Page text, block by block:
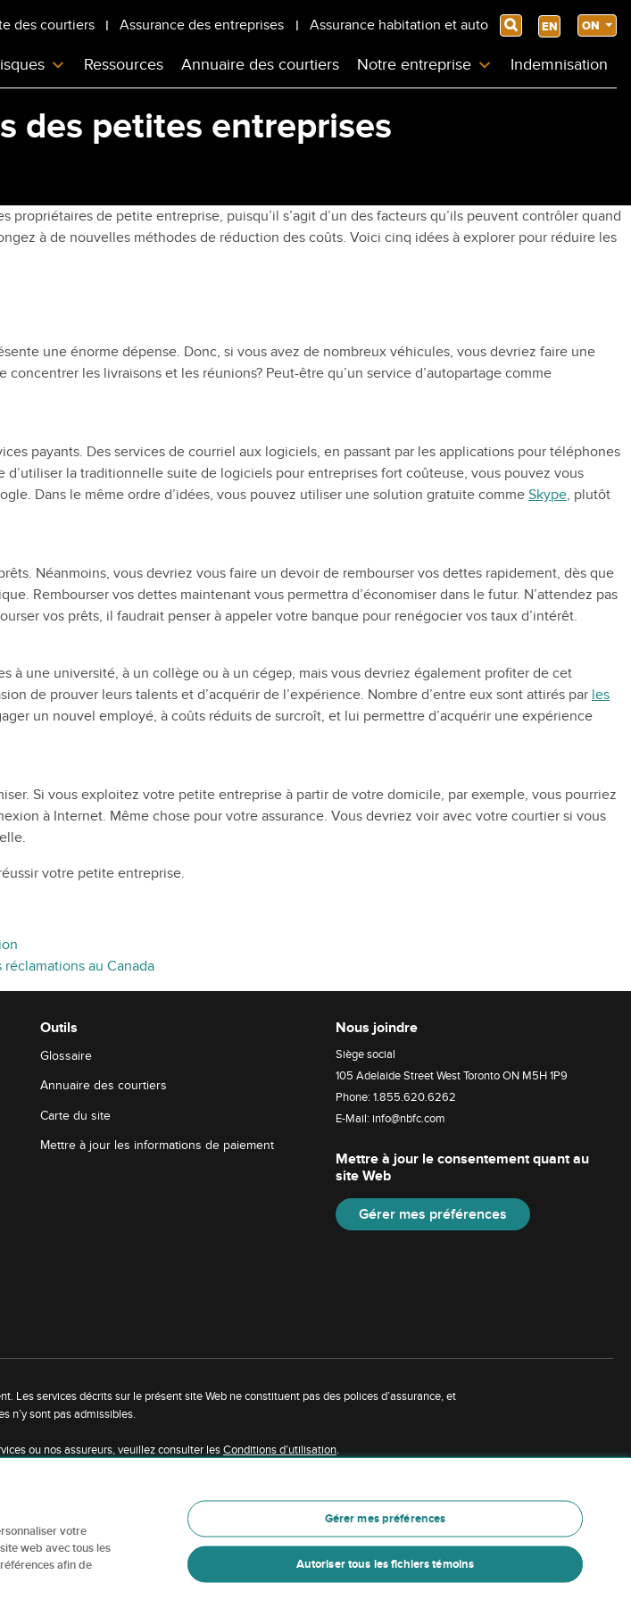
Ressources Annuaire des courtiers Notre entreprise Indemnisation
des courtiers Assurance des entreprises Assurance habitation et auto Search EN ON
des petites entreprises
de petite entreprise, puisqu’il s’agit d’un des facteurs qu’ils peuvent contrôler quand
à de nouvelles méthodes de réduction des coûts. Voici cinq idées à explorer pour réduire les
une énorme dépense. Donc, si vous avez de nombreux véhicules, vous devriez faire une
les livraisons et les réunions? Peut-être qu’un service d’autopartage comme
payants. Des services de courriel aux logiciels, en passant par les applications pour téléphones
la traditionnelle suite de logiciels pour entreprises fort coûteuse, vous pouvez vous
Dans le même ordre d’idées, vous pouvez utiliser une solution gratuite commeSkype, plutôt
Néanmoins, vous devriez vous faire un devoir de rembourser vos dettes rapidement, dès que
Rembourser vos dettes maintenant vous permettra d’économiser dans le futur. N’attendez pas
vos prêts, il faudrait penser à appeler votre banque pour renégocier vos taux d’intérêt.
à une université, à un collège ou à un cégep, mais vous devriez également profiter de cet
de prouver leurs talents et d’acquérir de l’expérience. Nombre d’entre eux sont attirés par les
un nouvel employé, à coûts réduits de surcroît, et lui permettre d’acquérir une expérience
Si vous exploitez votre petite entreprise à partir de votre domicile, par exemple, vous pourriez
à Internet. Même chose pour votre assurance. Vous devriez voir avec votre courtier si vous
votre petite entreprise.
au Canada
Outils
Glossaire
Annuaire des courtiers
Carte du site
Mettre à jour les informations de paiement
Nous joindre
Siège social
105 Adelaide Street West Toronto ON M5H 1P9
Phone: 1.855.620.6262
E-Mail: info@nbfc.com
Mettre à jour le consentement quant au
site Web
Gérer mes préférences
Les services décrits sur le présent site Web ne constituent pas des polices d’assurance, et
n’y sont pas admissibles.
ou nos assureurs, veuillez consulter lesConditions d’utilisation.
la permission de la Corporation financière Northbridge.
renseignements sur les Marques de commerce.
votre
web avec tous les
afin de
Gérer mes préférences
Autoriser tous les fichiers témoins